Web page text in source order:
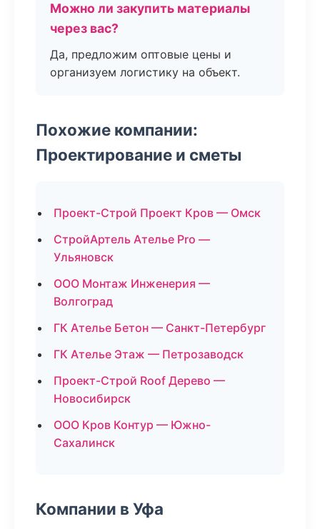
Можно ли закупить материалы
через вас?
Да, предложим оптовые цены и
организуем логистику на объект.
Похожие компании:
Проектирование и сметы
Проект-Строй Проект Кров — Омск
СтройАртель Ателье Pro —
Ульяновск
ООО Монтаж Инженерия —
Волгоград
ГК Ателье Бетон — Санкт-Петербург
ГК Ателье Этаж — Петрозаводск
Проект-Строй Roof Дерево —
Новосибирск
ООО Кров Контур — Южно-
Сахалинск
Компании в Уфа